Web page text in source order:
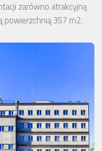
zarówno atrakcyjną
powierzchnią 357 m2.